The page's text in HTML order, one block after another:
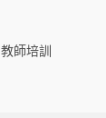
教師培訓